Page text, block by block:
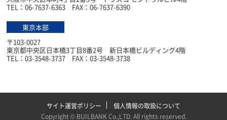
TEL：06-7637-6363 FAX：06-7637-6390
東京本部
〒103-0027
東京都中央区日本橋3丁目8番2号 新日本橋ビルディング4階
TEL：03-3548-3737 FAX：03-3548-3738
サイト運営ポリシー
個人情報の取扱について
Copyright © BUILBANK Co.,LTD. All rights reserved.